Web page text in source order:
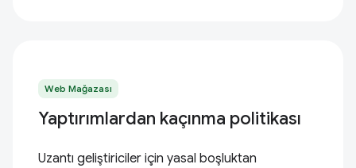
Web Mağazası
Yaptırımlardan kaçınma politikası
Uzantı geliştiriciler için yasal boşluktan